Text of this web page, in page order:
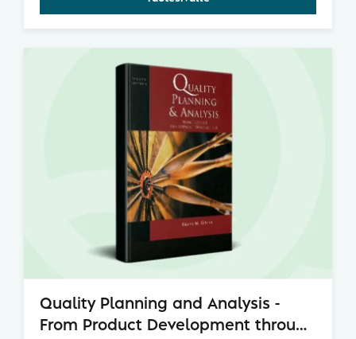
Quality Planning and Analysis -
From Product Development through